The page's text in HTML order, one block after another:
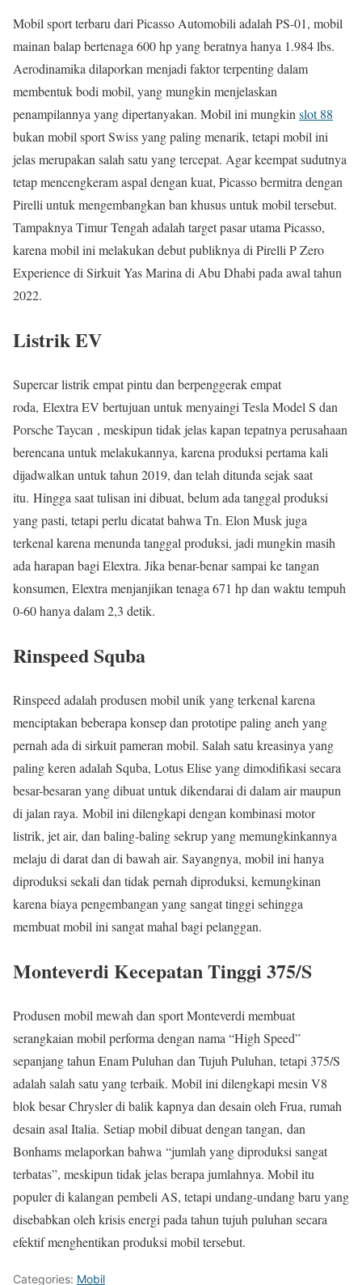
Mobil sport terbaru dari Picasso Automobili adalah PS-01, mobil
mainan balap bertenaga 600 hp yang beratnya hanya 1.984 lbs.
Aerodinamika dilaporkan menjadi faktor terpenting dalam
membentuk bodi mobil, yang mungkin menjelaskan
penampilannya yang dipertanyakan. Mobil ini mungkinslot 88
bukan mobil sport Swiss yang paling menarik, tetapi mobil ini
jelas merupakan salah satu yang tercepat. Agar keempat sudutnya
tetap mencengkeram aspal dengan kuat, Picasso bermitra dengan
Pirelli untuk mengembangkan ban khusus untuk mobil tersebut.
Tampaknya Timur Tengah adalah target pasar utama Picasso,
karena mobil ini melakukan debut publiknya di Pirelli P Zero
Experience di Sirkuit Yas Marina di Abu Dhabi pada awal tahun
2022.
Listrik EV
Supercar listrik empat pintu dan berpenggerak empat
roda, Elextra EV bertujuan untuk menyaingi Tesla Model S dan
Porsche Taycan , meskipun tidak jelas kapan tepatnya perusahaan
berencana untuk melakukannya, karena produksi pertama kali
dijadwalkan untuk tahun 2019, dan telah ditunda sejak saat
itu. Hingga saat tulisan ini dibuat, belum ada tanggal produksi
yang pasti, tetapi perlu dicatat bahwa Tn. Elon Musk juga
terkenal karena menunda tanggal produksi, jadi mungkin masih
ada harapan bagi Elextra. Jika benar-benar sampai ke tangan
konsumen, Elextra menjanjikan tenaga 671 hp dan waktu tempuh
0-60 hanya dalam 2,3 detik.
Rinspeed Squba
Rinspeed adalah produsen mobil unik yang terkenal karena
menciptakan beberapa konsep dan prototipe paling aneh yang
pernah ada di sirkuit pameran mobil. Salah satu kreasinya yang
paling keren adalah Squba, Lotus Elise yang dimodifikasi secara
besar-besaran yang dibuat untuk dikendarai di dalam air maupun
di jalan raya. Mobil ini dilengkapi dengan kombinasi motor
listrik, jet air, dan baling-baling sekrup yang memungkinkannya
melaju di darat dan di bawah air. Sayangnya, mobil ini hanya
diproduksi sekali dan tidak pernah diproduksi, kemungkinan
karena biaya pengembangan yang sangat tinggi sehingga
membuat mobil ini sangat mahal bagi pelanggan.
Monteverdi Kecepatan Tinggi 375/S
Produsen mobil mewah dan sport Monteverdi membuat
serangkaian mobil performa dengan nama “High Speed”
sepanjang tahun Enam Puluhan dan Tujuh Puluhan, tetapi 375/S
adalah salah satu yang terbaik. Mobil ini dilengkapi mesin V8
blok besar Chrysler di balik kapnya dan desain oleh Frua, rumah
desain asal Italia. Setiap mobil dibuat dengan tangan, dan
Bonhams melaporkan bahwa “jumlah yang diproduksi sangat
terbatas”, meskipun tidak jelas berapa jumlahnya. Mobil itu
populer di kalangan pembeli AS, tetapi undang-undang baru yang
disebabkan oleh krisis energi pada tahun tujuh puluhan secara
efektif menghentikan produksi mobil tersebut.
Categories: Mobil